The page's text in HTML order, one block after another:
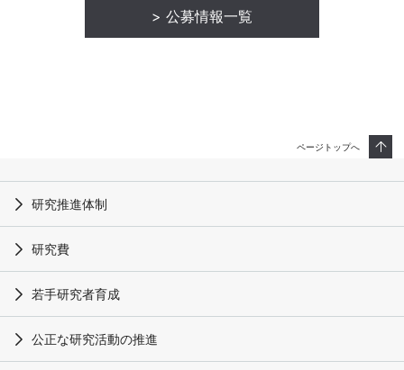
公募情報一覧
ページトップへ
研究推進体制
研究費
若手研究者育成
公正な研究活動の推進